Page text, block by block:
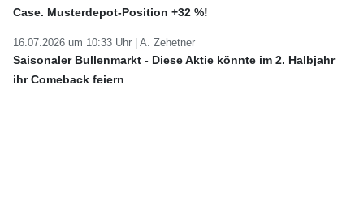
Case. Musterdepot-Position +32 %!
16.07.2026 um 10:33 Uhr | A. Zehetner
Saisonaler Bullenmarkt - Diese Aktie könnte im 2. Halbjahr
ihr Comeback feiern